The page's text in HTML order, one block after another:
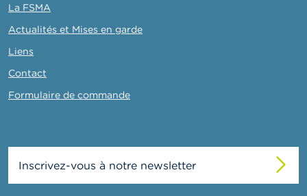
La FSMA
Actualités et Mises en garde
Liens
Contact
Formulaire de commande
Inscrivez-vous à notre newsletter